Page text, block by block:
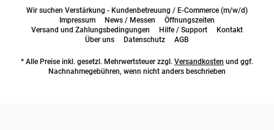
Wir suchen Verstärkung - Kundenbetreuung / E-Commerce (m/w/d)
Impressum
News / Messen
Öffnungszeiten
Versand und Zahlungsbedingungen
Hilfe / Support
Kontakt
Über uns
Datenschutz AGB
* Alle Preise inkl. gesetzl. Mehrwertsteuer zzgl. Versandkosten und ggf.
Nachnahmegebühren, wenn nicht anders beschrieben